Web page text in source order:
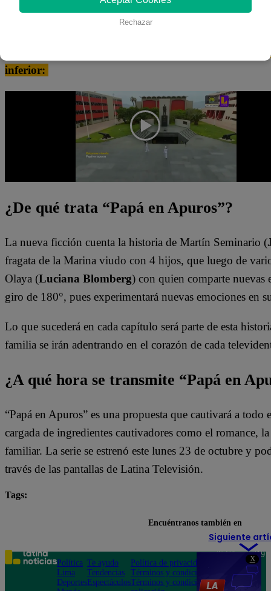
X
Al escuchar la declaración de sus cadetes, Martín
conmigo, cadetes. Yo me comprometo a solucionar el
inferior:
¿De qué trata “Papá en Apuros”?
La nueva ficción cuenta la historia de Martín Seminario (
fragata de la Marina viudo con 4 hijos, que luego de
Olaya (Luciana Blomberg) con quien comparte nuevas
giro de 180°, pues experimentará nuevas emociones en
Lo que sucederá en cada capítulo será parte de esta
familia se irán adentrando en el corazón de cada
¿A qué hora se transmite “Papá en
“Papá en Apuros” es una propuesta que cautivará a
cargada de ingredientes cautivadores como el romance,
familiar. La serie se estrenó este lunes 23 de octubre y
través de las pantallas de Latina Televisión.
Tags:
Siguiente
Rechazar
Encuéntranos también en
Política
Lima
Deportes
Te ayudo
Tendencias
Espectáculos
Política de privacidad
Términos y condiciones
Términos y condiciones
Teléfono: 219
Av. San
Felipe 968